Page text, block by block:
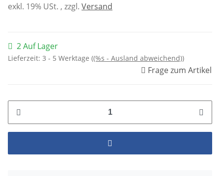
exkl. 19% USt. , zzgl. Versand
2 Auf Lager
Lieferzeit: 3 - 5 Werktage ((%s - Ausland abweichend))
Frage zum Artikel